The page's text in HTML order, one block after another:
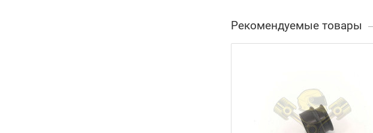
Рекомендуемые товары